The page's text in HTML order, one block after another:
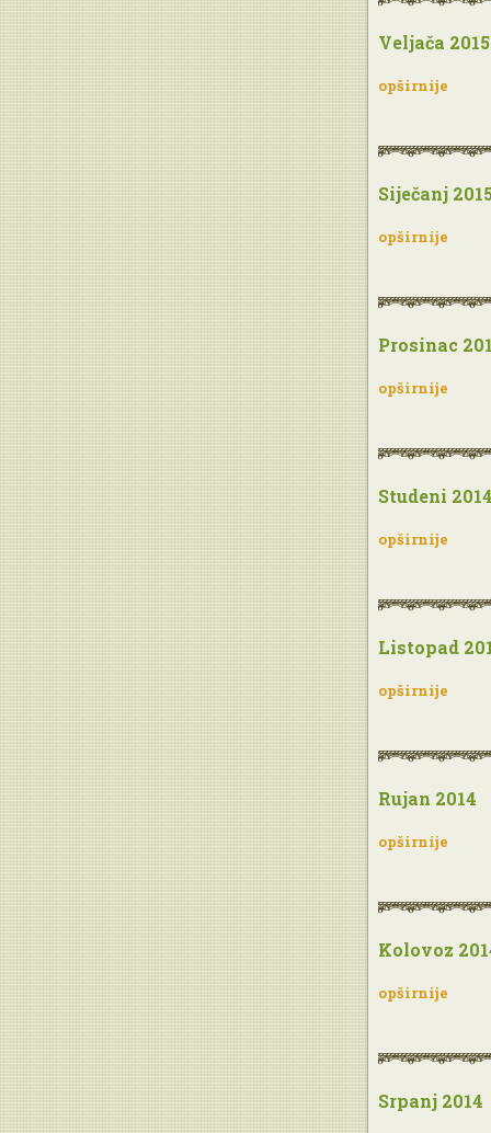
Veljača 2015
opširnije
Siječanj
opširnije
Prosinac
opširnije
Studeni
opširnije
Listopad
opširnije
Rujan 2014
opširnije
Kolovoz
opširnije
Srpanj 2014